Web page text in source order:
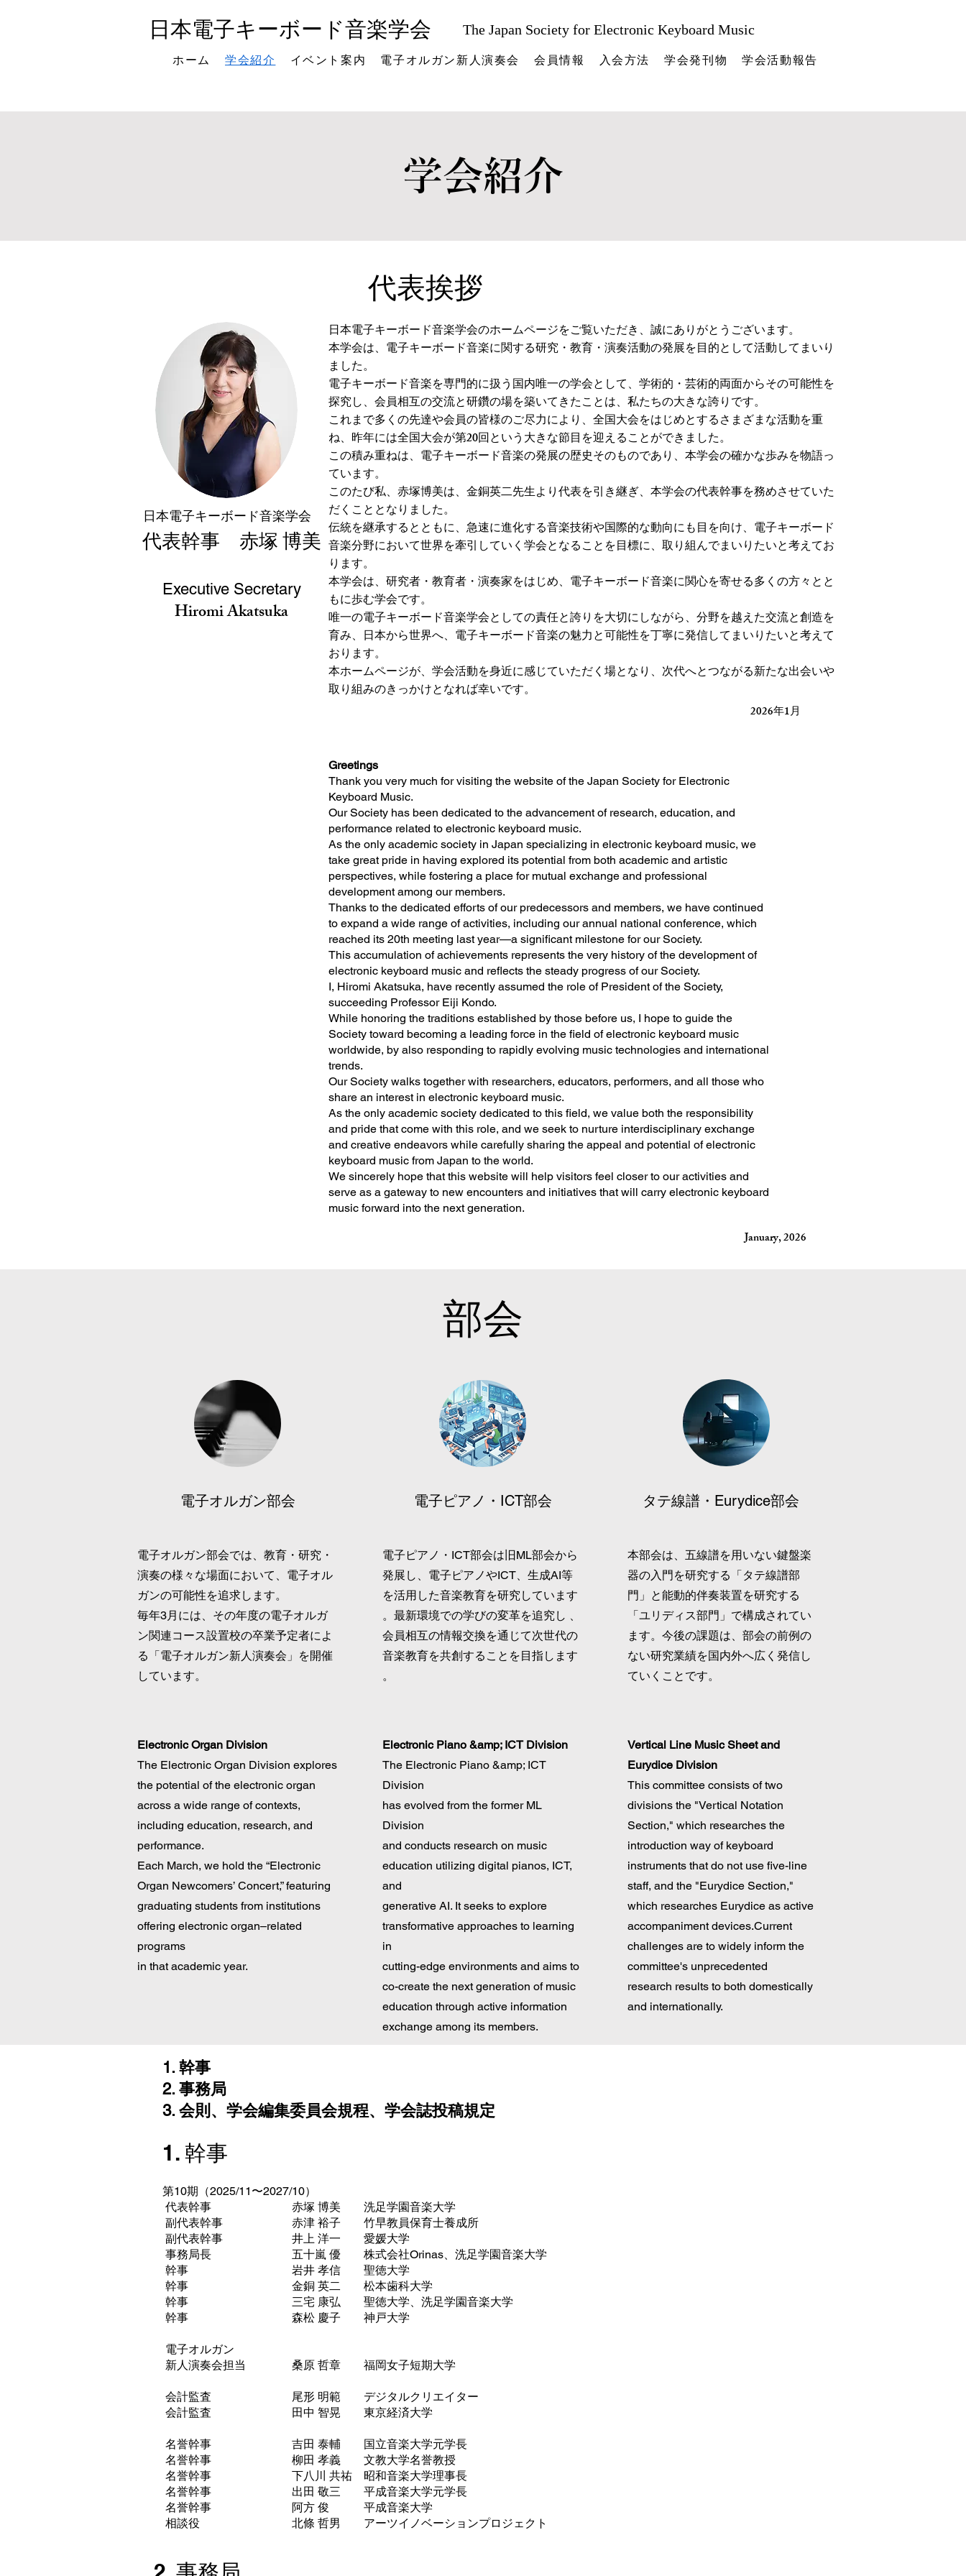
日本電子キーボード音楽学会 The Japan Society for Electronic Keyboard Music
ホーム 学会紹介 イベント案内 電子オルガン新人演奏会 会員情報 入会方法 学会発刊物 学会活動報告
学会紹介
​代表挨拶
日本電子キーボード音楽学会
​代表幹事 赤塚 博美
Executive Secretary
Hiromi Akatsuka
日本電子キーボード音楽学会のホームページをご覧いただき、誠にありがとうございます。
本学会は、電子キーボード音楽に関する研究・教育・演奏活動の発展を目的として活動してまいり
ました。
電子キーボード音楽を専門的に扱う国内唯一の学会として、学術的・芸術的両面からその可能性を
探究し、会員相互の交流と研鑽の場を築いてきたことは、私たちの大きな誇りです。
これまで多くの先達や会員の皆様のご尽力により、全国大会をはじめとするさまざまな活動を重
ね、昨年には全国大会が第20回という大きな節目を迎えることができました。
この積み重ねは、電子キーボード音楽の発展の歴史そのものであり、本学会の確かな歩みを物語っ
ています。
このたび私、赤塚博美は、金銅英二先生より代表を引き継ぎ、本学会の代表幹事を務めさせていた
だくこととなりました。
伝統を継承するとともに、急速に進化する音楽技術や国際的な動向にも目を向け、電子キーボード
音楽分野において世界を牽引していく学会となることを目標に、取り組んでまいりたいと考えてお
ります。
本学会は、研究者・教育者・演奏家をはじめ、電子キーボード音楽に関心を寄せる多くの方々とと
もに歩む学会です。
唯一の電子キーボード音楽学会としての責任と誇りを大切にしながら、分野を越えた交流と創造を
育み、日本から世界へ、電子キーボード音楽の魅力と可能性を丁寧に発信してまいりたいと考えて
おります。
本ホームページが、学会活動を身近に感じていただく場となり、次代へとつながる新たな出会いや
取り組みのきっかけとなれば幸いです。
2026年1月
Greetings
Thank you very much for visiting the website of the Japan Society for Electronic
Keyboard Music.
Our Society has been dedicated to the advancement of research, education, and
performance related to electronic keyboard music.
As the only academic society in Japan specializing in electronic keyboard music, we
take great pride in having explored its potential from both academic and artistic
perspectives, while fostering a place for mutual exchange and professional
development among our members.
Thanks to the dedicated efforts of our predecessors and members, we have continued
to expand a wide range of activities, including our annual national conference, which
reached its 20th meeting last year—a significant milestone for our Society.
This accumulation of achievements represents the very history of the development of
electronic keyboard music and reflects the steady progress of our Society.
I, Hiromi Akatsuka, have recently assumed the role of President of the Society,
succeeding Professor Eiji Kondo.
While honoring the traditions established by those before us, I hope to guide the
Society toward becoming a leading force in the field of electronic keyboard music
worldwide, by also responding to rapidly evolving music technologies and international
trends.
Our Society walks together with researchers, educators, performers, and all those who
share an interest in electronic keyboard music.
As the only academic society dedicated to this field, we value both the responsibility
and pride that come with this role, and we seek to nurture interdisciplinary exchange
and creative endeavors while carefully sharing the appeal and potential of electronic
keyboard music from Japan to the world.
We sincerely hope that this website will help visitors feel closer to our activities and
serve as a gateway to new encounters and initiatives that will carry electronic keyboard
music forward into the next generation.
January, 2026
部会
電子オルガン部会
電子オルガン部会では、教育・研究・
演奏の様々な場面において、電子オル
ガンの可能性を追求します。
毎年3月には、その年度の電子オルガ
ン関連コース設置校の卒業予定者によ
る「電子オルガン新人演奏会」を開催
しています。
Electronic Organ Division
The Electronic Organ Division explores
the potential of the electronic organ
across a wide range of contexts,
including education, research, and
performance.
Each March, we hold the “Electronic
Organ Newcomers’ Concert,” featuring
graduating students from institutions
offering electronic organ–related
programs
in that academic year.
電子ピアノ・ICT部会
電子ピアノ・ICT部会は旧ML部会から
発展し、電子ピアノやICT、生成AI等
を活用した音楽教育を研究しています
。最新環境での学びの変革を追究し 、
会員相互の情報交換を通じて次世代の
音楽教育を共創することを目指します
。
Electronic Piano &amp; ICT Division
The Electronic Piano &amp; ICT
Division
has evolved from the former ML
Division
and conducts research on music
education utilizing digital pianos, ICT,
and
generative AI. It seeks to explore
transformative approaches to learning
in
cutting-edge environments and aims to
co-create the next generation of music
education through active information
exchange among its members.
タテ線譜・Eurydice部会
本部会は、五線譜を用いない鍵盤楽
器の入門を研究する「タテ線譜部
門」と能動的伴奏装置を研究する
「ユリディス部門」で構成されてい
ます。今後の課題は、部会の前例の
ない研究業績を国内外へ広く発信し
ていくことです。
Vertical Line Music Sheet and
Eurydice Division
This committee consists of two
divisions the "Vertical Notation
Section," which researches the
introduction way of keyboard
instruments that do not use five-line
staff, and the "Eurydice Section,"
which researches Eurydice as active
accompaniment devices.Current
challenges are to widely inform the
committee's unprecedented
research results to both domestically
and internationally.
1. 幹事
2. 事務局
3. 会則、学会編集委員会規程、学会誌投稿規定
1. 幹事
第10期（2025/11〜2027/10）
代表幹事 赤塚 博美 洗足学園音楽大学
副代表幹事 赤津 裕子 竹早教員保育士養成所
副代表幹事 井上 洋一 愛媛大学
事務局長 五十嵐 優 株式会社Orinas、洗足学園音楽大学
幹事 岩井 孝信 聖徳大学
幹事 金銅 英二 松本歯科大学
幹事 三宅 康弘 聖徳大学、洗足学園音楽大学
幹事 森松 慶子 神戸大学
電子オルガン
新人演奏会担当 桑原 哲章 福岡女子短期大学
会計監査 尾形 明範 デジタルクリエイター
会計監査 田中 智晃 東京経済大学
名誉幹事 吉田 泰輔 国立音楽大学元学長
名誉幹事 柳田 孝義 文教大学名誉教授
名誉幹事 下八川 共祐 昭和音楽大学理事長
名誉幹事 出田 敬三 平成音楽大学元学長
名誉幹事 阿方 俊 平成音楽大学
相談役 北條 哲男 アーツイノベーションプロジェクト